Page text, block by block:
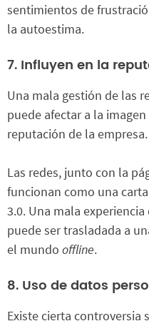
sentimientos de
la autoestima.
7. Influyen en la
Una mala gestión de las
puede afectar a la
reputación de la empresa.
Las redes, junto con la
funcionan como una
3.0. Una mala
puede ser trasladada a
el mundo offline.
8. Uso de datos
Existe cierta controversia